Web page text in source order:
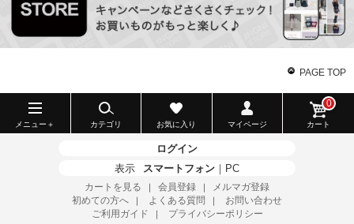
PAGE TOP
メニュー＋ カテゴリ お気に入り マイページ カート
0
ログイン
表示
スマートフォン ｜ PC
カートを見る ｜ 会員登録 ｜
メルマガ登録
初めての方へ
｜ よくある質問 ｜
お問い合わせ
ご利用ガイド
プライバシーポリシー